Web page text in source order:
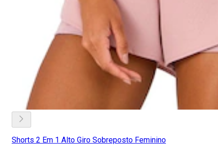
Shorts 2 Em 1 Alto Giro Sobreposto Feminino